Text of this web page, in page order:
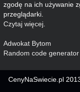
zgodę na ich używanie
przeglądarki.
Czytaj więcej
Adwokat Bytom
Random code generator
CenyNaSwiecie.pl